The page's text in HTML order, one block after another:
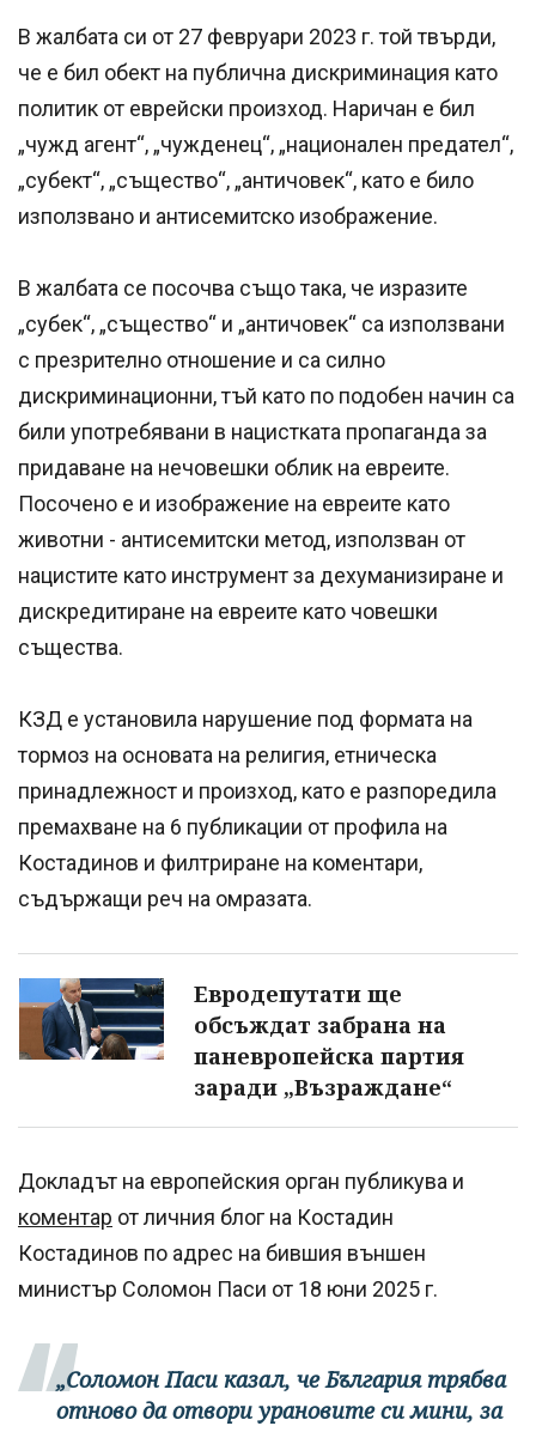
В жалбата си от 27 февруари 2023 г. той твърди,
че е бил обект на публична дискриминация като
политик от еврейски произход. Наричан е бил
„чужд агент“, „чужденец“, „национален предател“,
„субект“, „същество“, „античовек“, като е било
използвано и антисемитско изображение.
В жалбата се посочва също така, че изразите
„субек“, „същество“ и „античовек“ са използвани
с презрително отношение и са силно
дискриминационни, тъй като по подобен начин са
били употребявани в нацистката пропаганда за
придаване на нечовешки облик на евреите.
Посочено е и изображение на евреите като
животни - антисемитски метод, използван от
нацистите като инструмент за дехуманизиране и
дискредитиране на евреите като човешки
същества.
КЗД е установила нарушение под формата на
тормоз на основата на религия, етническа
принадлежност и произход, като е разпоредила
премахване на 6 публикации от профила на
Костадинов и филтриране на коментари,
съдържащи реч на омразата.
Евродепутати ще
обсъждат забрана на
паневропейска партия
заради „Възраждане“
Докладът на европейския орган публикува и
коментар от личния блог на Костадин
Костадинов по адрес на бившия външен
министър Соломон Паси от 18 юни 2025 г.
„Соломон Паси казал, че България трябва
отново да отвори урановите си мини, за